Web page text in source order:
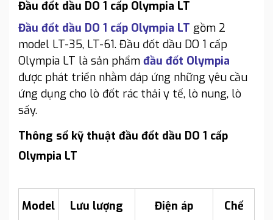
Đầu đốt dầu DO 1 cấp Olympia LT
Đầu đốt dầu DO 1 cấp Olympia LT gồm 2
model LT-35, LT-61. Đầu đốt dầu DO 1 cấp
Olympia LT là sản phẩm đầu đốt Olympia
được phát triển nhằm đáp ứng những yêu cầu
ứng dụng cho lò đốt rác thải y tế, lò nung, lò
sấy.
Thông số kỹ thuật đầu đốt dầu DO 1 cấp
Olympia LT
Model
Lưu lượng
Điện áp
Chế